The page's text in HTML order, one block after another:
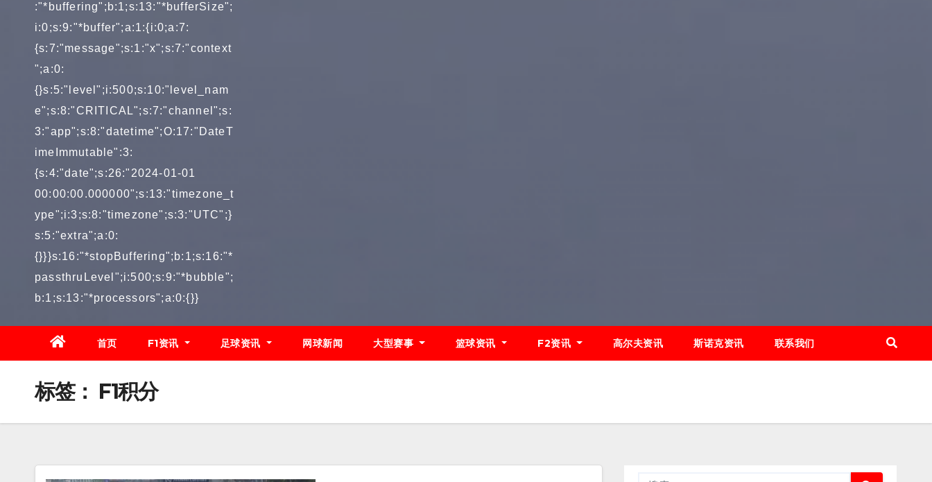
:"*buffering";b:1;s:13:"*bufferSize";
i:0;s:9:"*buffer";a:1:{i:0;a:7:
{s:7:"message";s:1:"x";s:7:"context
";a:0:
{}s:5:"level";i:500;s:10:"level_nam
e";s:8:"CRITICAL";s:7:"channel";s:
3:"app";s:8:"datetime";O:17:"DateT
imeImmutable":3:
{s:4:"date";s:26:"2024-01-01
00:00:00.000000";s:13:"timezone_t
ype";i:3;s:8:"timezone";s:3:"UTC";}
s:5:"extra";a:0:
{}}}s:16:"*stopBuffering";b:1;s:16:"*
passthruLevel";i:500;s:9:"*bubble";
b:1;s:13:"*processors";a:0:{}}
首页 F1资讯 足球资讯 网球新闻 大型赛事 篮球资讯 F2资讯 高尔夫资讯 斯诺克资讯 联系我们
标签： F1积分